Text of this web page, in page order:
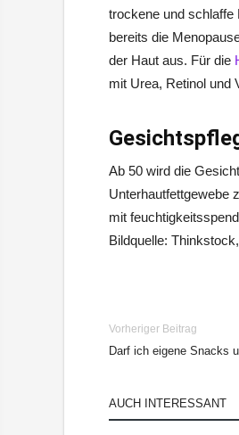
trockene und schlaffe
bereits die
der Haut aus. Für die
mit Urea, Retinol und
Ab 50 wird die
Unterhautfettgewebe
mit
Bildquelle:
Vorheriger Beitrag
Darf ich eigene Snacks
AUCH INTERESSANT